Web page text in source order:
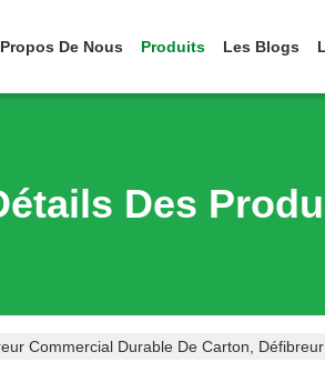
De Nous Produits Les Blogs
Des
Commercial Durable De Carton,